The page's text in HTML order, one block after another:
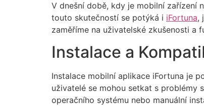
V dnešní době, kdy je mobilní zařízení
touto skutečností se potýká i iFortuna,
zaměříme na uživatelské zkušenosti a
Instalace a
Instalace mobilní aplikace iFortuna je
uživatelé se mohou setkat s problémy
operačního systému nebo manuální